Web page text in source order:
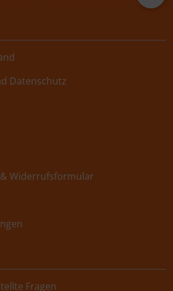
Datenschutz
Widerrufsformular
Fragen